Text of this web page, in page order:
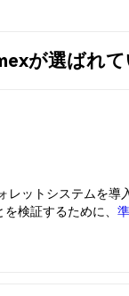
が選ばれ
レットシステムを導
検証するために、